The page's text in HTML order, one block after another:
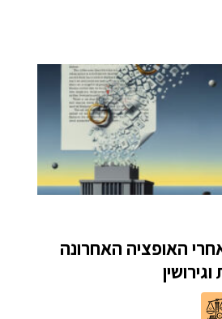
האופציה האחרונה